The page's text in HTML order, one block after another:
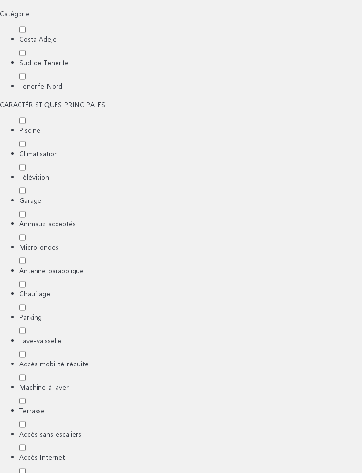
Catégorie
Costa Adeje
Sud de Tenerife
Tenerife Nord
CARACTÉRISTIQUES PRINCIPALES
Piscine
Climatisation
Télévision
Garage
Animaux acceptés
Micro-ondes
Antenne parabolique
Chauffage
Parking
Lave-vaisselle
Accès mobilité réduite
Machine à laver
Terrasse
Accès sans escaliers
Accès Internet